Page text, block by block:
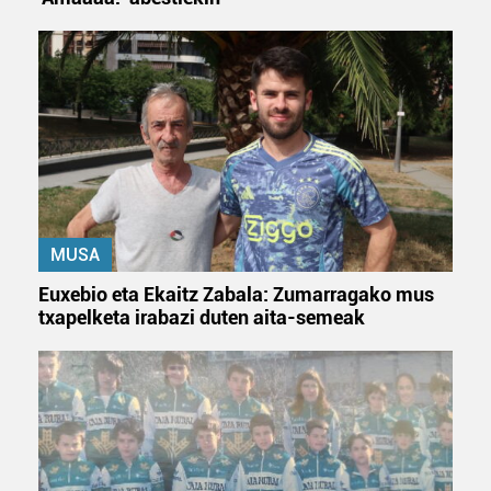
MUSA
Euxebio eta Ekaitz Zabala: Zumarragako mus
txapelketa irabazi duten aita-semeak